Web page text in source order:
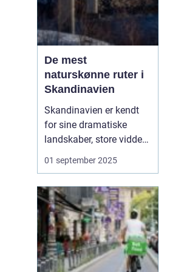
De mest
naturskønne ruter i
Skandinavien
Skandinavien er kendt
for sine dramatiske
landskaber, store vidder
og uendelige
naturoplevelser. Fra de
svenske skove og de
danske kystveje er
regionen et sandt
paradis for dem, der
elsker at opleve naturen
01 september 2025